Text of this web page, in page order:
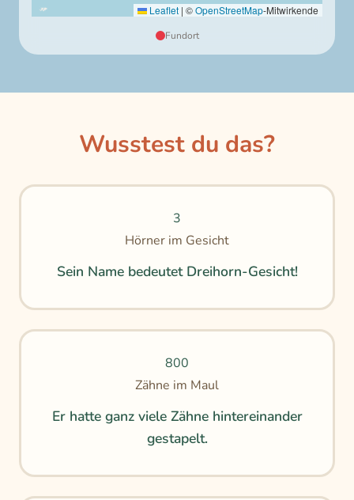
Leaflet | ©OpenStreetMap-Mitwirkende
Fundort
Wusstest du das?
3
Hörner im Gesicht
Sein Name bedeutet Dreihorn-Gesicht!
800
Zähne im Maul
Er hatte ganz viele Zähne hintereinander
gestapelt.